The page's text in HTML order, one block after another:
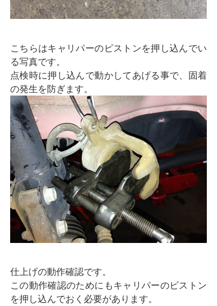
こちらはキャリパーのピストンを押し込んでい
る写真です。
点検時に押し込んで動かしてあげる事で、固着
の発生を防ぎます。
仕上げの動作確認です。
この動作確認のためにもキャリパーのピストン
を押し込んでおく必要があります。